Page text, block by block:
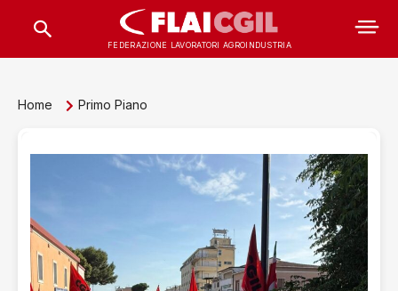
FEDERAZIONE LAVORATORI AGROINDUSTRIA
Home Primo Piano